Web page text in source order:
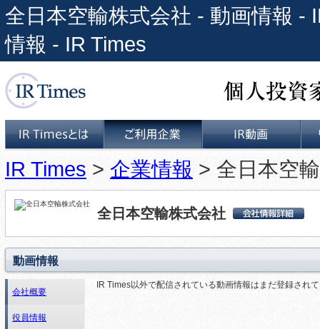
全日本空輸株式会社 - 動画情報 -
情報 - IR Times
IR Timesとは ご利用企業 IR動画
IR Times > 企業情報 > 全日本空
全日本空輸株式会社
社 会社詳細情報
動画情報
会社概要
役員情報
IR Times以外で配信されている動画情報はまだ登録され